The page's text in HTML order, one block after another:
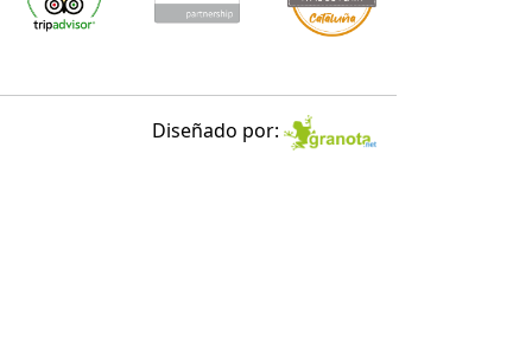
Diseñado por: